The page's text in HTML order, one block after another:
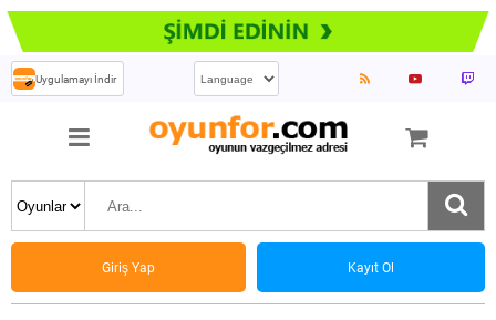
Uygulamayı İndir
Giriş Yap Kayıt Ol